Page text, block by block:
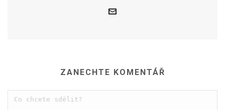
ZANECHTE KOMENTÁŘ